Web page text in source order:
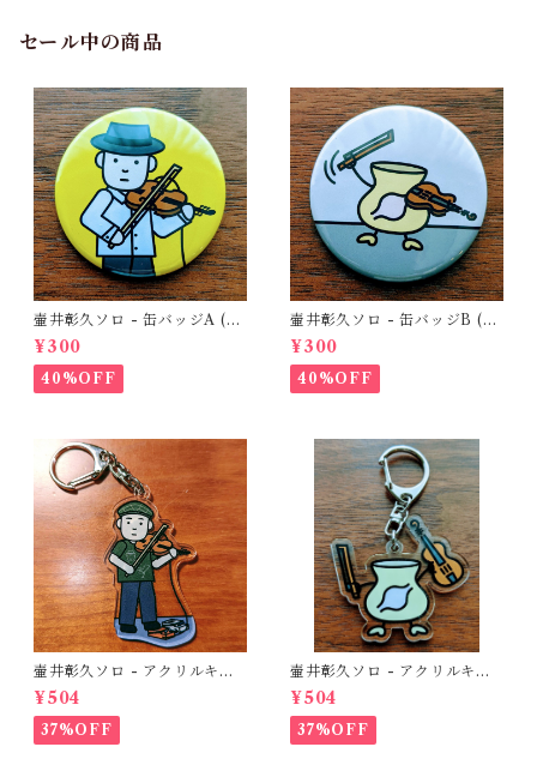
セール中の商品
壷井彰久ソロ - 缶バッジA (壷
井さん)
¥300
40%OFF
壷井彰久ソロ - 缶バッジB (壷
胃くん)
¥300
40%OFF
壷井彰久ソロ - アクリルキー
ホルダーC (壷井さん夏)
¥504
37%OFF
壷井彰久ソロ - アクリルキー
ホルダーB (壷胃くん)
¥504
37%OFF